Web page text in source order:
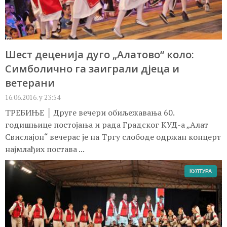
Шест деценија дуго „Алатово“ коло:
Симболично га заиграли дјеца и
ветерани
16.06.2016. у 23:54
ТРЕБИЊЕ │ Друге вечери обиљежавања 60.
годишњице постојања и рада Градског КУД-а „Алат
Свислајон“ вечерас је на Тргу слободе одржан концерт
најмлађих постава ...
КУЛТУРА